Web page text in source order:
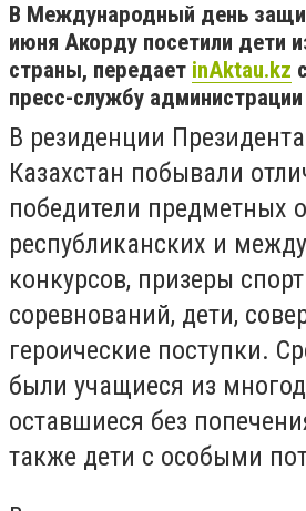
В Международный день
июня Акорду посетили дети
страны, передает inAktau.kz
пресс-службу
В резиденции
Казахстан побывали
победители предметных
республиканских и
конкурсов, призеры
соревнований, дети,
героические поступки.
были учащиеся из
оставшиеся без
также дети с особыми